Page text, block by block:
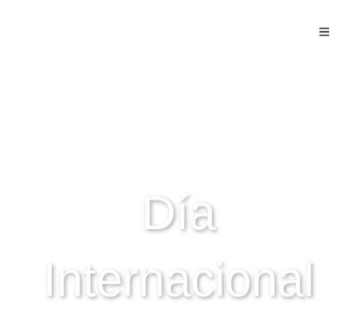
Día
Internacional